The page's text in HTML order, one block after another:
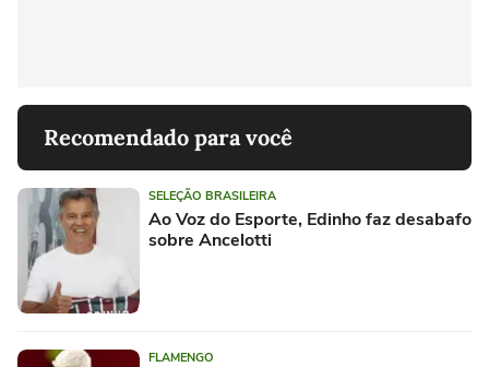
Recomendado para você
SELEÇÃO BRASILEIRA
Ao Voz do Esporte, Edinho faz desabafo
sobre Ancelotti
FLAMENGO